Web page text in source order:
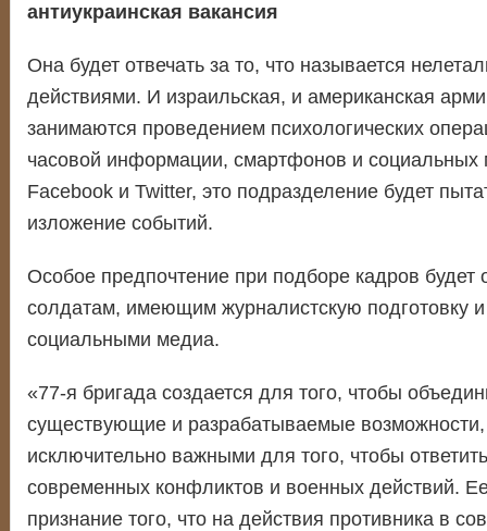
антиукраинская вакансия
Она будет отвечать за то, что называется
действиями. И израильская, и американская
занимаются проведением психологических
часовой информации, смартфонов и социальных
Facebook и Twitter, это подразделение будет
изложение событий.
Особое предпочтение при подборе кадров будет
солдатам, имеющим журналистскую подготовку
социальными медиа.
«77-я бригада создается для того, чтобы
существующие и разрабатываемые
исключительно важными для того, чтобы
современных конфликтов и военных действий.
признание того, что на действия противника в